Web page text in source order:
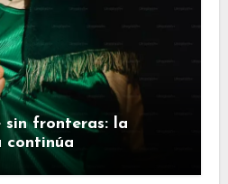
sin fronteras: la
continúa